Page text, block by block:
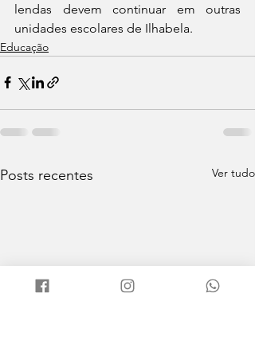
lendas devem continuar em outras
unidades escolares de Ilhabela.
Educação
Posts recentes Ver tudo